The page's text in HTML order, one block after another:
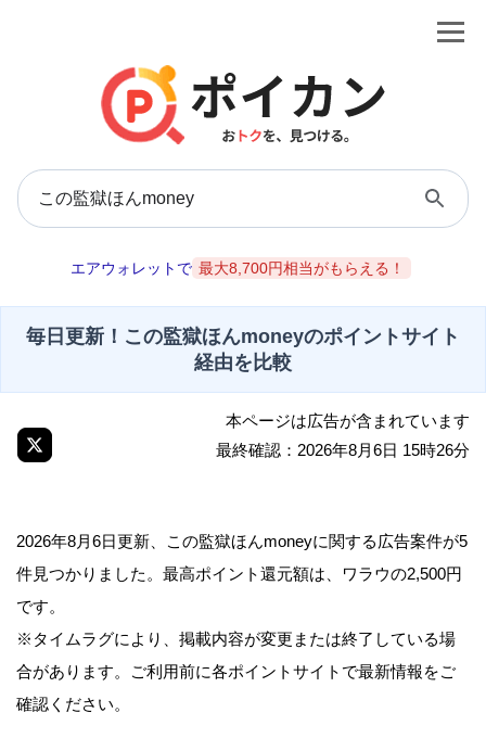
エアウォレットで 最大8,700円相当がもらえる！
毎日更新！この監獄ほんmoneyのポイントサイト
経由を比較
本ページは広告が含まれています
最終確認：2026年8月6日 15時26分
2026年8月6日更新、この監獄ほんmoneyに関する広告案件が5
件見つかりました。最高ポイント還元額は、ワラウの2,500円
です。
※タイムラグにより、掲載内容が変更または終了している場
合があります。ご利用前に各ポイントサイトで最新情報をご
確認ください。